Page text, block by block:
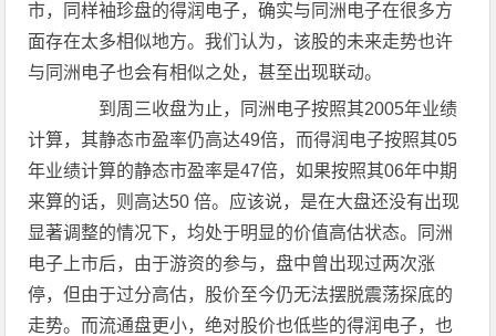
市，同样袖珍盘的得润电子，确实与同洲电子在很多方
面存在太多相似地方。我们认为，该股的未来走势也许
与同洲电子也会有相似之处，甚至出现联动。
到周三收盘为止，同洲电子按照其2005年业绩
计算，其静态市盈率仍高达49倍，而得润电子按照其05
年业绩计算的静态市盈率是47倍，如果按照其06年中期
来算的话，则高达50 倍。应该说，是在大盘还没有出现
显著调整的情况下，均处于明显的价值高估状态。同洲
电子上市后，由于游资的参与，盘中曾出现过两次涨
停，但由于过分高估，股价至今仍无法摆脱震荡探底的
走势。而流通盘更小，绝对股价也低些的得润电子，也